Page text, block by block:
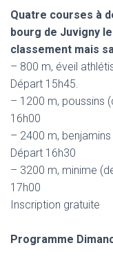
Quatre courses à
bourg de Juvigny
classement mais
– 800 m, éveil
Départ 15h45.
– 1200 m, poussins
16h00
– 2400 m,
Départ 16h30
– 3200 m, minime
17h00
Inscription gratuite
Programme